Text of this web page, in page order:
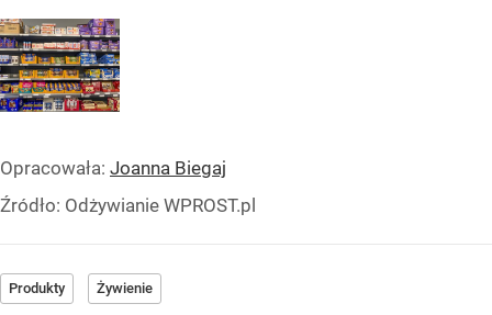
Opracowała: Joanna Biegaj
Źródło: Odżywianie WPROST.pl
Produkty Żywienie